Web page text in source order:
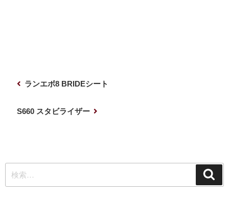
シ
ョ
ランエボ8 BRIDEシート
S660 スタビライザー
索: